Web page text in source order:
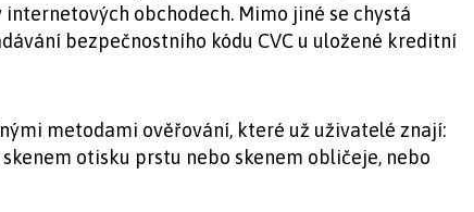
obchodech. Mimo jiné se chystá
bezpečnostního kódu CVC u uložené kreditní
metodami ověřování, které už uživatelé znají:
otisku prstu nebo skenem obličeje, nebo